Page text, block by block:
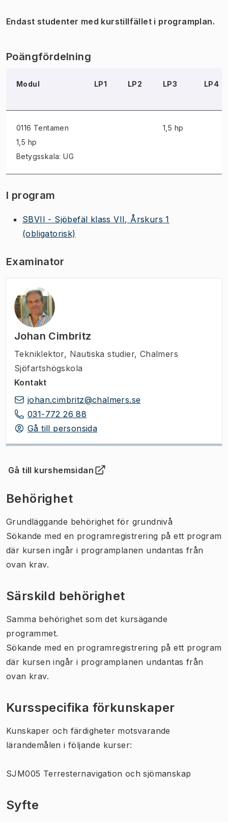
Endast studenter med kurstillfället i programplan.
Poängfördelning
Modul LP1 LP2 LP3 LP4
0116 Tentamen
1,5 hp
Betygsskala: UG
1,5 hp
I program
SBVII - Sjöbefäl klass VII, Årskurs 1
(obligatorisk)
Examinator
Johan Cimbritz
Tekniklektor, Nautiska studier, Chalmers
Sjöfartshögskola
Kontakt
johan.cimbritz@chalmers.se
031-772 26 88
Gå till personsida
Gå till kurshemsidan
(Öppnas i ny flik)
Behörighet
Grundläggande behörighet för grundnivå
Sökande med en programregistrering på ett program
där kursen ingår i programplanen undantas från
ovan krav.
Särskild behörighet
Samma behörighet som det kursägande
programmet.
Sökande med en programregistrering på ett program
där kursen ingår i programplanen undantas från
ovan krav.
Kursspecifika förkunskaper
Kunskaper och färdigheter motsvarande
lärandemålen i följande kurser:
SJM005 Terresternavigation och sjömanskap
Syfte